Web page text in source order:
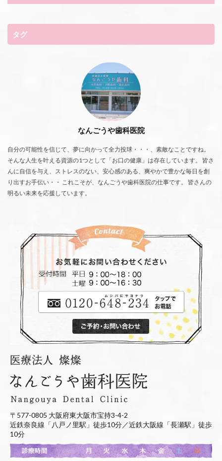
タグ
なんごうや歯科医院
自分の可能性を信じて、夢に向かって全力投球・・・、素敵なことですね。
そんな人生を叶える資源の1つとして「お口の健康」は存在しています。 皆さ
んに自信を与え、ストレスのない、安心感のある、爽やかで豊かな毎日を創
り出すお手伝い・・ これこそが、なんごうや歯科医院の仕事です。 皆さんの
明るい未来を応援しています。
〒577-0805 大阪府東大阪市宝持3-4-2
近鉄奈良線「八戸ノ里駅」徒歩10分／近鉄大阪線「長瀬駅」徒歩
10分